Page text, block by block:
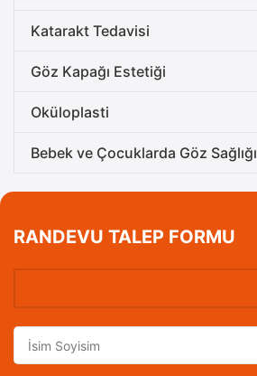
Katarakt Tedavisi
Göz Kapağı Estetiği
Oküloplasti
Bebek ve Çocuklarda Göz Sağlığı
RANDEVU TALEP FORMU